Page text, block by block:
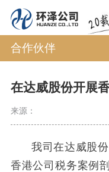
合作伙伴
在达威股份开展
来源：
我司在达威股
香港公司税务案例